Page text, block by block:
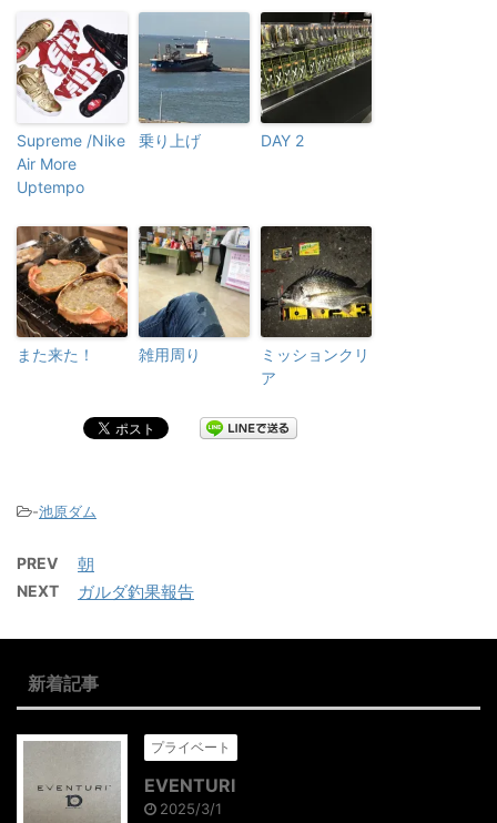
Supreme /Nike
Air More
Uptempo
乗り上げ DAY 2
また来た！ 雑用周り
ミッションクリ
ア
-池原ダム
PREV 朝
NEXT ガルダ釣果報告
新着記事
プライベート
EVENTURI
2025/3/1